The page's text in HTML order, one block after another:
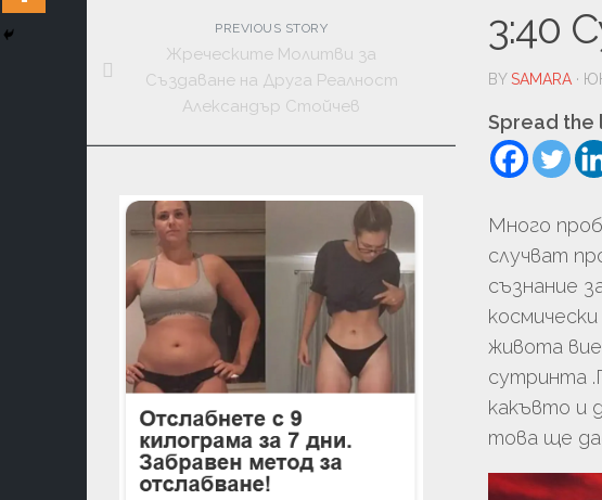
КОНТАКТЬОРСТВО
МЕДИТАЦИЯ
АСТРОЛОГИЯ
НУМЕРОЛОГИЯ
МАСОНСТВО
3:40
BYSAMARA ·
Spread the
Много
случват
съзнание
живота
сутринта
какъвто и
това ще
PREVIOUS STORY
Жреческите Молитви за
Създаване на Друга Реалност
Александър Стойчев